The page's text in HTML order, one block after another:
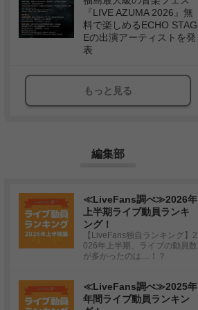
『LIVE AZUMA 2026』無
料で楽しめるECHO STAG
Eの出演アーティストを発
表
もっと見る
編集部
≪LiveFans調べ≫2026年
上半期ライブ動員ランキ
ング！
【LiveFans独自ランキング】2
026年上半期、ライブの動員数
が多かったのは…！？
≪LiveFans調べ≫2025年
年間ライブ動員ランキン